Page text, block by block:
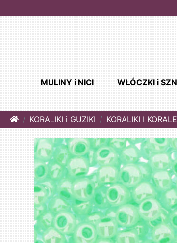
MULINY i NICI WŁÓCZKI i
HomeKORALIKI i GUZIKI KORALIKI I KORALE